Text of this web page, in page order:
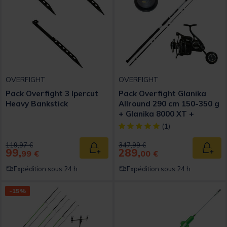
OVERFIGHT
Pack Overfight 3 Ipercut
Heavy Bankstick
Price reduced from
119,97 €to
99,99 € Ajouter au panier
Expédition sous 24 h
OVERFIGHT
Pack Overfight Glanika
Allround 290 cm 150-350 g
+ Glanika 8000 XT +
Ipercute Battle Braid
[object Object] out of 5
(1)
Price reduced from
347,99 €to
289,00 €
Expédition sous 24 h
-15%